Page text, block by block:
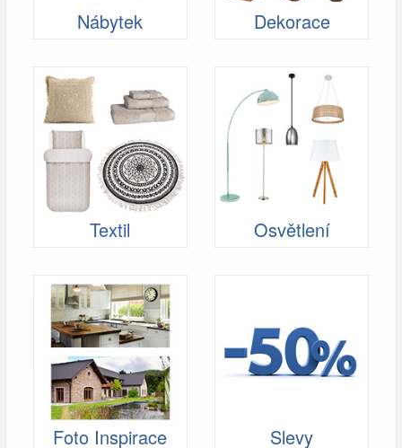
Nábytek Dekorace
Textil Osvětlení
Foto Inspirace Slevy